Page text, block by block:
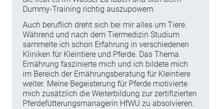
Dummy-Training richtig auszupowern.
Auch beruflich dreht sich bei mir alles um Tiere.
Während und nach dem Tiermedizin Studium
sammelte ich schon Erfahrung in verschiedenen
Kliniken für Kleintiere und Pferde. Das Thema
Ernährung faszinierte mich und ich bildete mich
im Bereich der Ernährungsberatung für Kleintiere
weiter. Meine Begeisterung für Pferde motivierte
mich zusätzlich die Weiterbildung zur zertifizierten
Pferdefütterungsmanagerin HfWU zu absolvieren.